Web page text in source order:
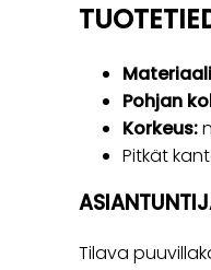
Pohjan
Korkeus:
Pitkät
Tilava